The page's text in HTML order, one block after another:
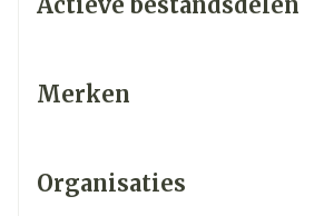
Merken
Organisaties